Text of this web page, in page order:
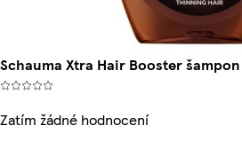
Schauma Xtra Hair Booster
Zatím žádné hodnocení